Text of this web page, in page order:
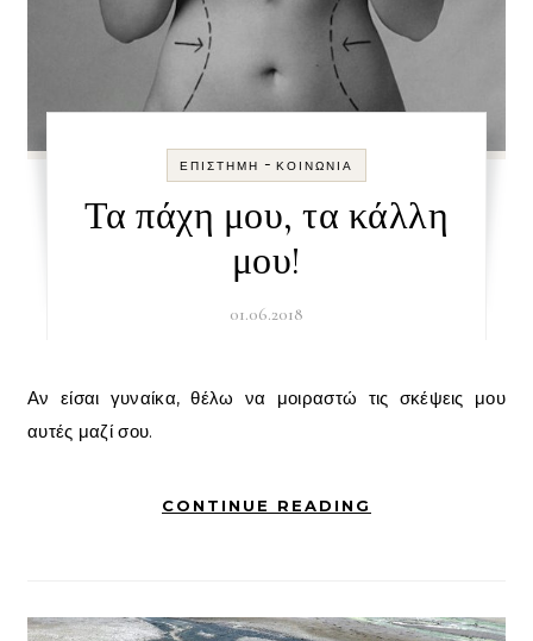
ΕΠΙΣΤΉΜΗ - ΚΟΙΝΩΝΊΑ
Τα πάχη μου, τα κάλλη
μου!
01.06.2018
Αν είσαι γυναίκα, θέλω να μοιραστώ τις σκέψεις μου
αυτές μαζί σου.
CONTINUE READING